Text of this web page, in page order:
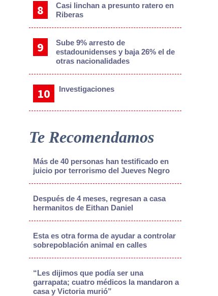
Casi linchan a presunto ratero en
Riberas
Sube 9% arresto de
estadounidenses y baja 26% el de
otras nacionalidades
Investigaciones
Te Recomendamos
Más de 40 personas han testificado en
juicio por terrorismo del Jueves Negro
Después de 4 meses, regresan a casa
hermanitos de Eithan Daniel
Esta es otra forma de ayudar a controlar
sobrepoblación animal en calles
“Les dijimos que podía ser una
garrapata; cuatro médicos la mandaron a
casa y Victoria murió”